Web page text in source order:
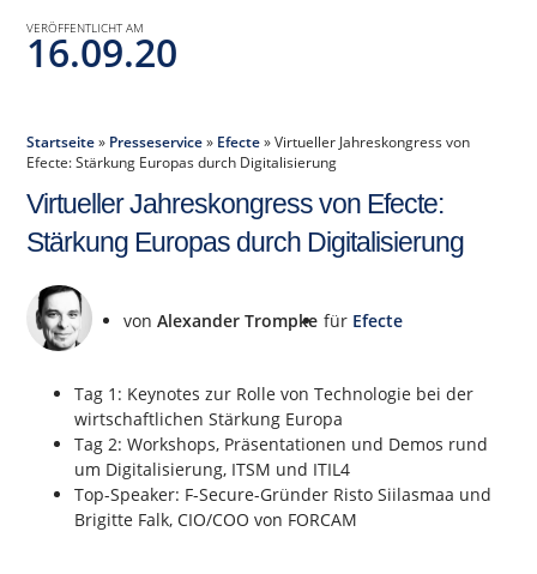
VERÖFFENTLICHT AM
16.09.20
Startseite» Presseservice» Efecte»Virtueller Jahreskongress von
Efecte: Stärkung Europas durch Digitalisierung
Virtueller Jahreskongress von Efecte:
Stärkung Europas durch Digitalisierung
vonAlexander Trompke für Efecte
Tag 1: Keynotes zur Rolle von Technologie bei der
wirtschaftlichen Stärkung Europa
Tag 2: Workshops, Präsentationen und Demos rund
um Digitalisierung, ITSM und ITIL4
Top-Speaker: F-Secure-Gründer Risto Siilasmaa und
Brigitte Falk, CIO/COO von FORCAM